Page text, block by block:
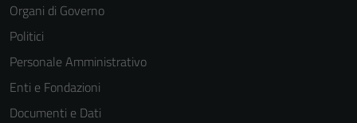
Organi di Governo
Politici
Personale Amministrativo
Enti e Fondazioni
Documenti e Dati